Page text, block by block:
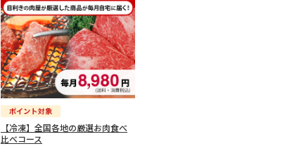
【冷凍】全国各地の厳選お肉食べ
比べコース